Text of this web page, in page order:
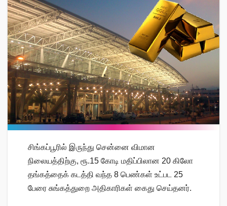
சிங்கப்பூரில் இருந்து சென்னை விமான
நிலையத்திற்கு, ரூ.15 கோடி மதிப்பிலான 20 கிலோ
தங்கத்தைக் கடத்தி வந்த 8 பெண்கள் உட்பட 25
பேரை சுங்கத்துறை அதிகாரிகள் கைது செய்தனர்.